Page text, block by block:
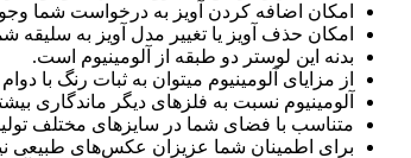
امکان اضافه کردن آویز به درخواست شما
امکان حذف آویز یا تغییر مدل آویز به سلیقه
بدنه این لوستر دو طبقه از آلومینیوم است.
از مزایای آلومینیوم میتوان به ثبات رنگ با
آلومینیوم نسبت به فلزهای دیگر ماندگاری
متناسب با فضای شما در سایزهای مختلف
برای اطمینان شما عزیزان عکس‌های طبیعی